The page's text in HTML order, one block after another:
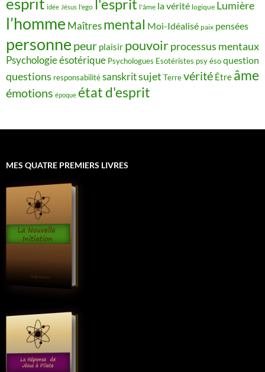
idée Jésus l'ego l'esprit l'âme la vérité logique Lumière
l’homme Maîtres mental Moi-Idéalisé paix pensées
personne peur plaisir pouvoirprocessus mentaux
Psychologie ésotérique Psychologues Esotéristes psy ésoquestion
questions responsabilitésanskritsujet Terrevérité Être âme
émotions époque état d'esprit
MES QUATRE PREMIERS LIVRES